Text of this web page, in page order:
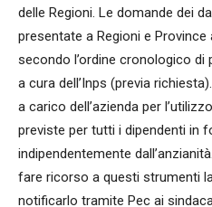
delle Regioni. Le domande dei
presentate a Regioni e
secondo l’ordine cronologico di
a cura dell’Inps (previa
a carico dell’azienda per
previste per tutti i dipendenti in
indipendentemente
fare ricorso a questi strumenti
notificarlo tramite Pec ai